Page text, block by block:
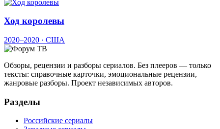
Ход королевы
2020–2020 · США
Обзоры, рецензии и разборы сериалов. Без плееров — только
тексты: справочные карточки, эмоциональные рецензии,
жанровые разборы. Проект независимых авторов.
Разделы
Российские сериалы